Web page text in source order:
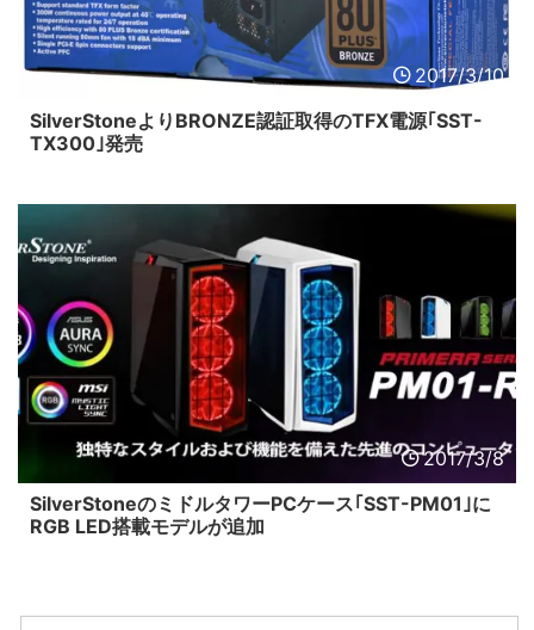
2017/3/10
SilverStoneよりBRONZE認証取得のTFX電源｢SST-
TX300｣発売
2017/3/8
SilverStoneのミドルタワーPCケース｢SST-PM01｣に
RGB LED搭載モデルが追加